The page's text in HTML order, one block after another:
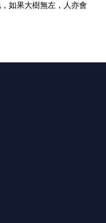
如果大樹無左，人亦會